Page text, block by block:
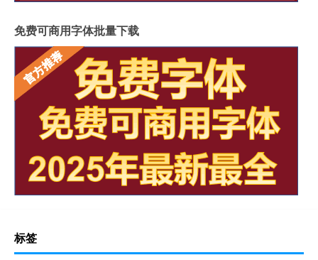
免费可商用字体批量下载
标签